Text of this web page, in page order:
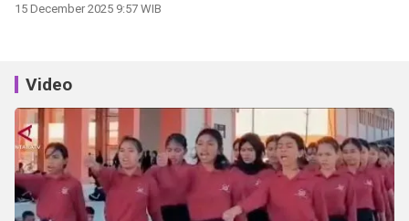
15 December 2025 9:57 WIB
Video